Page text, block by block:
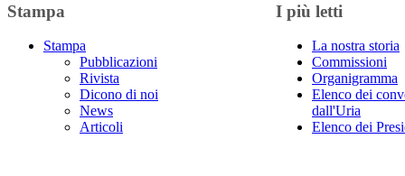
Stampa
Stampa
Pubblicazioni
Rivista
Dicono di noi
News
Articoli
I più letti
La nostra storia
Commissioni
Organigramma
Elenco dei
dall'Uria
Elenco dei